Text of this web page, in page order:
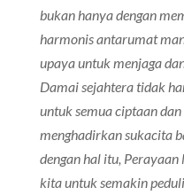
bukan hanya dengan
harmonis antarumat
upaya untuk menjaga
Damai sejahtera tidak
untuk semua ciptaan
menghadirkan sukacita
dengan hal itu,
kita untuk semakin